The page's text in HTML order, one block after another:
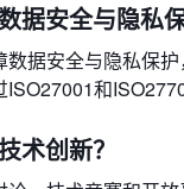
据安全与隐私保
据安全与隐私保
和
术创新？